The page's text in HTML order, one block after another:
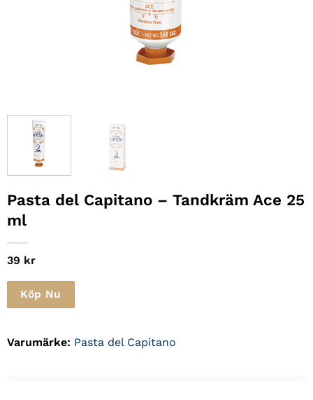
Pasta del Capitano– Tandkräm Ace 25
ml
39 kr
Köp Nu
Varumärke: Pasta del Capitano